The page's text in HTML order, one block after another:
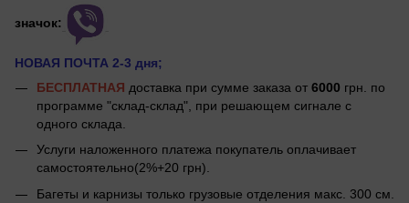
значок:
НОВАЯ ПОЧТА 2-3 дня;
БЕСПЛАТНАЯ доставка при сумме заказа от 6000 грн. по
программе "склад-склад", при решающем сигнале с
одного склада.
Услуги наложенного платежа покупатель оплачивает
самостоятельно(2%+20 грн).
Багеты и карнизы только грузовые отделения макс. 300 см.